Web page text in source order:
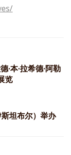
·本·拉希德·阿勒
览
坦布尔）举办